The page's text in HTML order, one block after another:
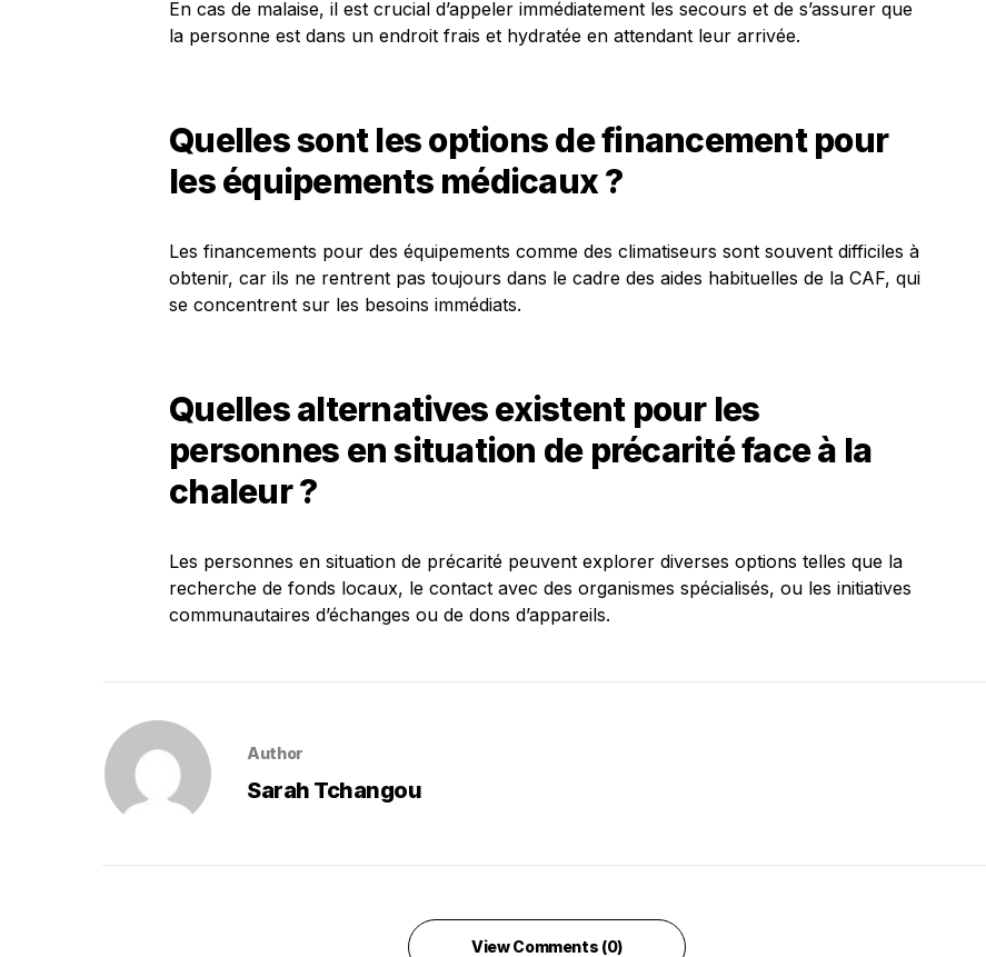
En cas de malaise, il est crucial d’appeler immédiatement les secours et de s’assurer que
la personne est dans un endroit frais et hydratée en attendant leur arrivée.
Quelles sont les options de financement pour
les équipements médicaux ?
Les financements pour des équipements comme des climatiseurs sont souvent difficiles à
obtenir, car ils ne rentrent pas toujours dans le cadre des aides habituelles de la CAF, qui
se concentrent sur les besoins immédiats.
Quelles alternatives existent pour les
personnes en situation de précarité face à la
chaleur ?
Les personnes en situation de précarité peuvent explorer diverses options telles que la
recherche de fonds locaux, le contact avec des organismes spécialisés, ou les initiatives
communautaires d’échanges ou de dons d’appareils.
Author
Sarah Tchangou
View Comments (0)